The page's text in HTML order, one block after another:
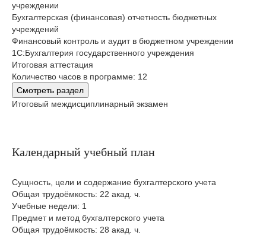
учреждении
Бухгалтерская (финансовая) отчетность бюджетных
учреждений
Финансовый контроль и аудит в бюджетном учреждении
1С:Бухгалтерия государственного учреждения
Итоговая аттестация
Количество часов в программе: 12
Смотреть раздел
Итоговый междисциплинарный экзамен
Календарный учебный план
Сущность, цели и содержание бухгалтерского учета
Общая трудоёмкость: 22 акад. ч.
Учебные недели: 1
Предмет и метод бухгалтерского учета
Общая трудоёмкость: 28 акад. ч.